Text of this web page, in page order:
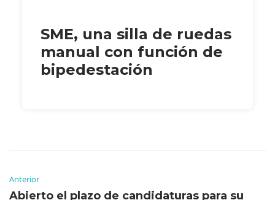
SME, una silla de ruedas
manual con función de
bipedestación
Anterior
Abierto el plazo de candidaturas para su